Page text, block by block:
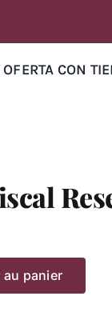
CON
au panier